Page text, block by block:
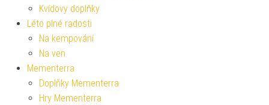
Kvídovy doplňky
Léto plné radosti
Na kempování
Na ven
Mementerra
Doplňky Mementerra
Hry Mementerra